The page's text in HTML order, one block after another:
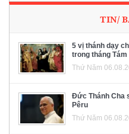
TIN/
5 vị thánh dạy
trong tháng Tám
Thứ Năm
Đức Thánh Cha
Pêru
Thứ Năm